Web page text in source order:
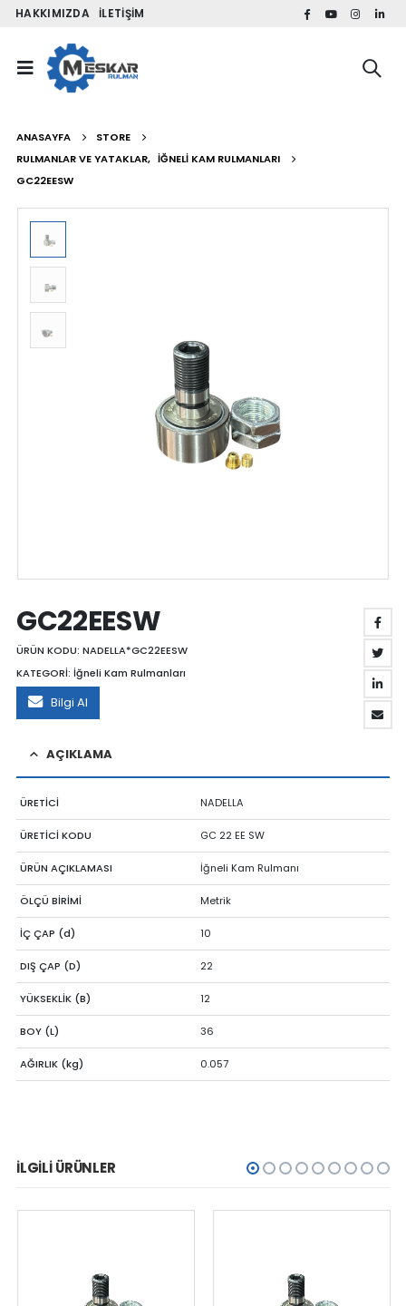
HAKKIMIZDA İLETIŞIM
ANASAYFA
STORE
RULMANLAR VE YATAKLAR, İĞNELI KAM RULMANLARI
GC22EESW
GC22EESW
ÜRÜN KODU: NADELLA*GC22EESW
KATEGORİ: İğneli Kam Rulmanları
Bilgi Al
AÇIKLAMA
ÜRETİCİ NADELLA
ÜRETİCİ KODU GC 22 EE SW
ÜRÜN AÇIKLAMASI İğneli Kam Rulmanı
ÖLÇÜ BİRİMİ Metrik
İÇ ÇAP (d) 10
DIŞ ÇAP (D) 22
YÜKSEKLİK (B) 12
BOY (L) 36
AĞIRLIK (kg) 0.057
İLGILI ÜRÜNLER